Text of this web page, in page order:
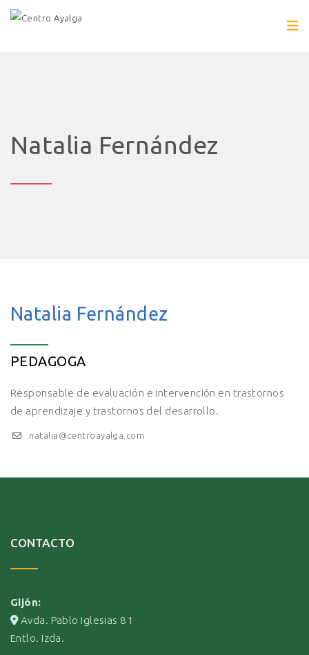
Natalia Fernández
Natalia Fernández
PEDAGOGA
Responsable de evaluación e intervención en trastornos
de aprendizaje y trastornos del desarrollo.
natalia@centroayalga.com
CONTACTO
Gijón:
Avda. Pablo Iglesias 81
Entlo. Izda.